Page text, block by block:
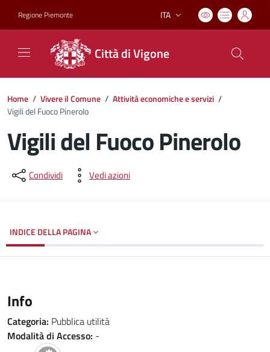
Regione Piemonte Lingua attiva:
ITA
Città di Vigone
Home / Vivere il Comune / Attività economiche e servizi /
Vigili del Fuoco Pinerolo
Vigili del Fuoco Pinerolo
Dettagli del documento
Condividi Vedi azioni
INDICE DELLA PAGINA
Info
Categoria: Pubblica utilità
Modalità di Accesso: -